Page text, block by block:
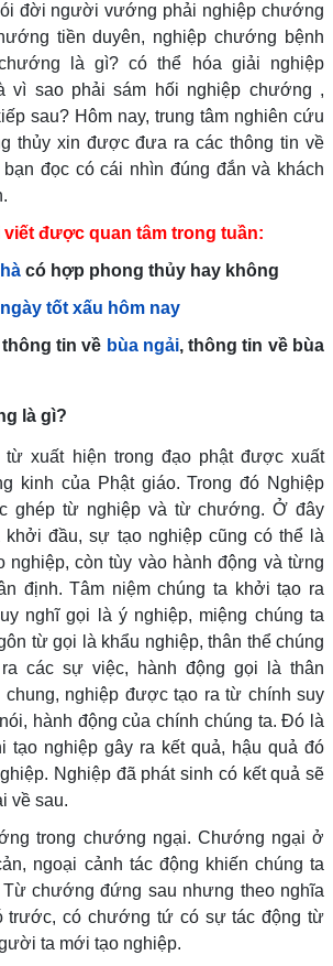
đời người vướng phải nghiệp chướng
tiền duyên, nghiệp chướng bệnh
là gì? có thể hóa giải nghiệp
vì sao phải sám hối nghiệp chướng ,
sau? Hôm nay, trung tâm nghiên cứu
thủy xin được đưa ra các thông tin về
đọc có cái nhìn đúng đắn và khách
viết được quan tâm trong tuần:
có hợp phong thủy hay không
tốt xấu hôm nay
tin về bùa ngải, thông tin về bùa
là gì?
từ xuất hiện trong đạo phật được xuất
kinh của Phật giáo. Trong đó Nghiệp
ghép từ nghiệp và từ chướng. Ở đây
khởi đầu, sự tạo nghiệp cũng có thể là
nghiệp, còn tùy vào hành động và từng
định. Tâm niệm chúng ta khởi tạo ra
nghĩ gọi là ý nghiệp, miệng chúng ta
từ gọi là khẩu nghiệp, thân thể chúng
các sự việc, hành động gọi là thân
chung, nghiệp được tạo ra từ chính suy
hành động của chính chúng ta. Đó là
tạo nghiệp gây ra kết quả, hậu quả đó
Nghiệp đã phát sinh có kết quả sẽ
về sau.
trong chướng ngại. Chướng ngại ở
ngoại cảnh tác động khiến chúng ta
Từ chướng đứng sau nhưng theo nghĩa
trước, có chướng tứ có sự tác động từ
ta mới tạo nghiệp.